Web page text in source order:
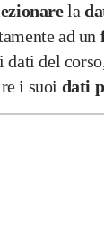
la
ad un
dati del
i suoi dati